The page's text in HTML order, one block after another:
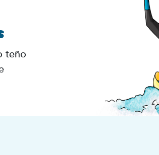
teño